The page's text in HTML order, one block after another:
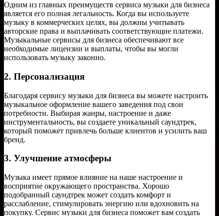
Одним из главных преимуществ сервиса музыки для бизнеса
является его полная легальность. Когда вы используете
музыку в коммерческих целях, вы должны учитывать
авторские права и выплачивать соответствующие платежи.
Музыкальные сервисы для бизнеса обеспечивают все
необходимые лицензии и выплаты, чтобы вы могли
использовать музыку законно.
2. Персонализация
Благодаря сервису музыки для бизнеса вы можете настроить
музыкальное оформление вашего заведения под свои
потребности. Выбирая жанры, настроение и даже
инструментальность, вы создаете уникальный саундтрек,
который поможет привлечь больше клиентов и усилить ваш
бренд.
3. Улучшение атмосферы
Музыка имеет прямое влияние на наше настроение и
восприятие окружающего пространства. Хорошо
подобранный саундтрек может создать комфорт и
расслабление, стимулировать энергию или вдохновить на
покупку. Сервис музыки для бизнеса поможет вам создать